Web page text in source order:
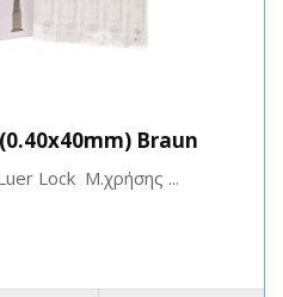
Braun
Lock Μ.χρήσης ...